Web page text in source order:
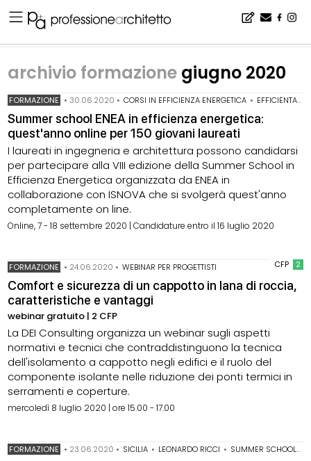
archivio formazione giugno 2020
FORMAZIONE • 30.06.2020 • CORSI IN EFFICIENZA ENERGETICA • EFFICIENTAMENTO ENERGETICO
Summer school ENEA in efficienza energetica:
quest'anno online per 150 giovani laureati
I laureati in ingegneria e architettura possono candidarsi
per partecipare alla VIII edizione della Summer School in
Efficienza Energetica organizzata da ENEA in
collaborazione con ISNOVA che si svolgerà quest'anno
completamente on line.
Online, 7 - 18 settembre 2020 | Candidature entro il 16 luglio 2020
CFP 2
FORMAZIONE • 24.06.2020 • WEBINAR PER PROGETTISTI
Comfort e sicurezza di un cappotto in lana di roccia,
caratteristiche e vantaggi
webinar gratuito | 2 CFP
La DEI Consulting organizza un webinar sugli aspetti
normativi e tecnici che contraddistinguono la tecnica
dell'isolamento a cappotto negli edifici e il ruolo del
componente isolante nelle riduzione dei ponti termici in
serramenti e coperture.
mercoledì 8 luglio 2020 | ore 15.00 - 17.00
FORMAZIONE • 23.06.2020 • SICILIA • LEONARDO RICCI • SUMMER SCHOOL•